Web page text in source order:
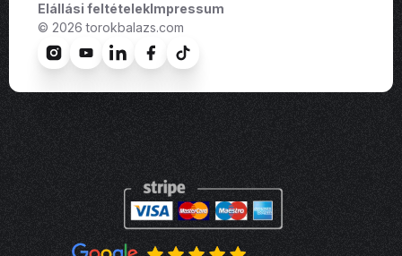
Elállási feltételekImpressum
© 2026 torokbalazs.com